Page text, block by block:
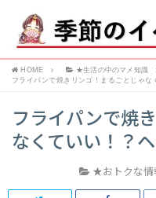
HOME ★生活の中のマメ知識
フライパンで焼きリンゴ！まるごとじゃな
フライパンで焼
なくていい！？
★おトクな情